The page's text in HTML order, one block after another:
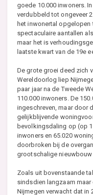
goede 10.000 inwoners.
verdubbeld tot ongeveer
het inwonertal opgelopen
spectaculaire aantallen
maar het is
laatste kwart van de 19e
De grote groei deed zich
Wereldoorlog liep
paar jaar na de Tweede
110.000 inwoners. De
ingeschreven, maar door
gelijkblijvende
bevolkingsdaling op (op
inwoners en 65.020
doorbroken bij de
grootschalige nieuwbouw
Zoals uit bovenstaande
sindsdien langzaam
Nijmegen verwacht dat in